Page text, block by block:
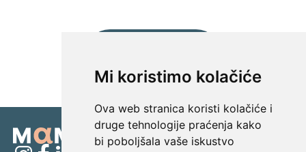
Mi koristimo kolačiće
Ova web stranica koristi kolačiće i
druge tehnologije praćenja kako
bi poboljšala vaše iskustvo